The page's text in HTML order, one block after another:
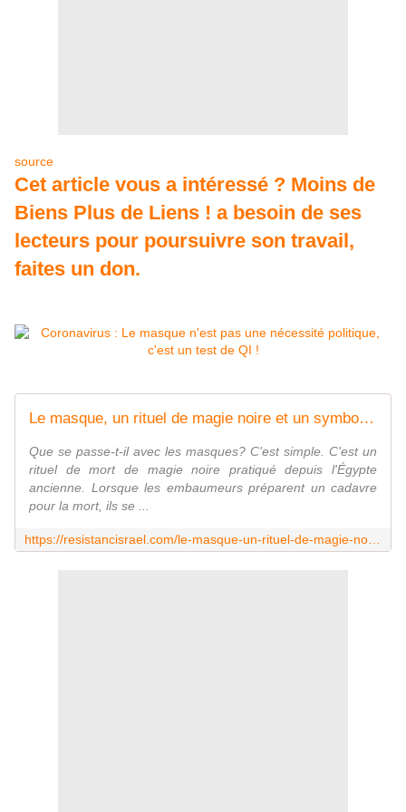
source
Cet article vous a intéressé ? Moins de
Biens Plus de Liens ! a besoin de ses
lecteurs pour poursuivre son travail,
faites un don.
Le masque, un rituel de magie noire et un symbole d'esclavage
Que se passe-t-il avec les masques? C'est simple. C'est un
rituel de mort de magie noire pratiqué depuis l'Égypte
ancienne. Lorsque les embaumeurs préparent un cadavre
pour la mort, ils se ...